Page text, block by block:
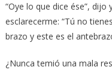
“Oye lo que dice ése”,
esclarecerme: “Tú no
brazo y este es el
¿Nunca temió una mala